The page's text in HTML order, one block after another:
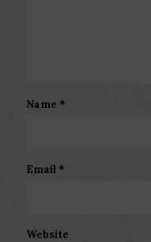
Name *
Email *
Website